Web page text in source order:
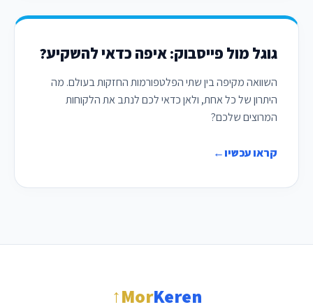
גוגל מול פייסבוק: איפה כדאי להשקיע?
השוואה מקיפה בין שתי הפלטפורמות החזקות בעולם. מה
היתרון של כל אחת, ולאן כדאי לכם לנתב את הלקוחות
המרוצים שלכם?
קראו עכשיו←
MorKeren
↑